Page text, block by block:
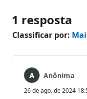
1 resposta
Classificar por:
Anônima
26 de ago. de 2024